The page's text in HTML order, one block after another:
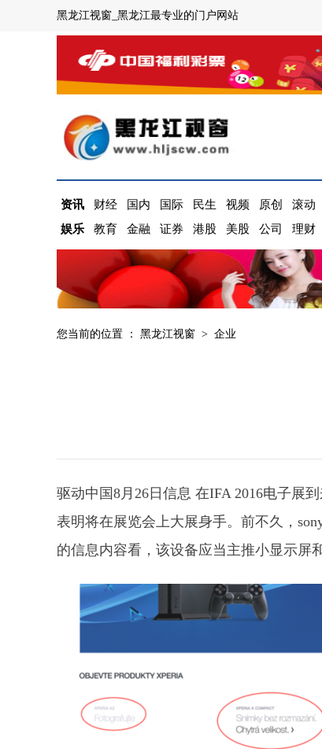
黑龙江视窗_黑龙江最专业的门户网站
资讯 财经 国内 国际 民生 视频 原创 滚动
娱乐
教育 金融 证券 港股 美股 公司 理财
您当前的位置 ： 黑龙江视窗 > 企业
驱动中国8月26日信息 在IFA 2016电子展
表明将在展览会上大展身手。前不久，
的信息内容看，该设备应当主推小显示屏